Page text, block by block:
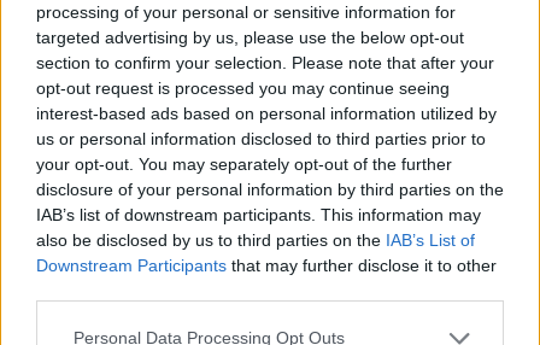
processing of your personal or sensitive information for
targeted advertising by us, please use the below opt-out
section to confirm your selection. Please note that after your
opt-out request is processed you may continue seeing
interest-based ads based on personal information utilized by
us or personal information disclosed to third parties prior to
your opt-out. You may separately opt-out of the further
disclosure of your personal information by third parties on the
IAB’s list of downstream participants. This information may
also be disclosed by us to third parties on the IAB’s List of
Downstream Participants that may further disclose it to other
Personal Data Processing Opt Outs